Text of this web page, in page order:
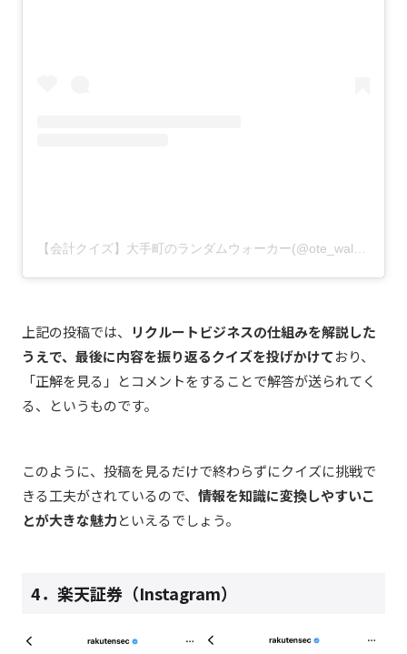
【会計クイズ】大手町のランダムウォーカー(@ote_walk)がシェアした投稿
上記の投稿では、
リクルートビジネスの仕組みを解説した
うえで、最後に内容を振り返るクイズを投げかけており、
「正解を見る」とコメントをすることで解答が送られてく
る、というものです。
このように、投稿を見るだけで終わらずにクイズに挑戦で
きる工夫がされているので、 情報を知識に変換しやすいこ
とが大きな魅力といえるでしょう。
4．楽天証券（Instagram）